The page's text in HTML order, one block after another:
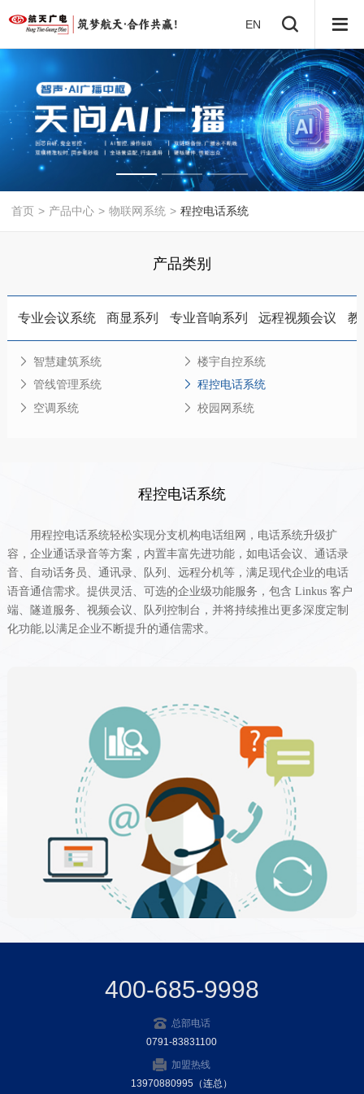
EN
首页 > 产品中心 > 物联网系统 > 程控电话系统
产品类别
专业会议系统 商显系列 专业音响系列 远程视频会议 教
智慧建筑系统
楼宇自控系统
管线管理系统
程控电话系统
空调系统
校园网系统
程控电话系统
用程控电话系统轻松实现分支机构电话组网 ， 电话系统升级扩
容 ， 企业通话录音等方案 ，内置丰富先进功能，如电话会议、通话录
音、自动话务员、通讯录、队列、远程分机等，满足现代企业的电话
语音通信需求。提供灵活、可选的企业级功能服务，包含 Linkus 客户
端、隧道服务、视频会议、队列控制台，并将持续推出更多深度定制
化功能, 以满足企业不断提升的通信需求。
400-685-9998
总部电话
0791-83831100
加盟热线
13970880995（连总）